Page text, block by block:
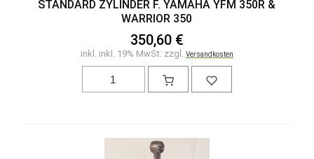
STANDARD ZYLINDER F. YAMAHA YFM 350R &
WARRIOR 350
350,60 €
inkl. inkl. 19% MwSt. zzgl. Versandkosten